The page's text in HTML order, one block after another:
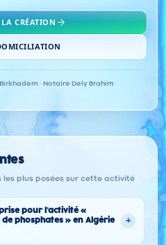
LA CRÉATION
Birkhadem · Notaire Dely Brahim ·
les plus posées sur cette activité
pour l'activité «
phosphates » en Algérie
+